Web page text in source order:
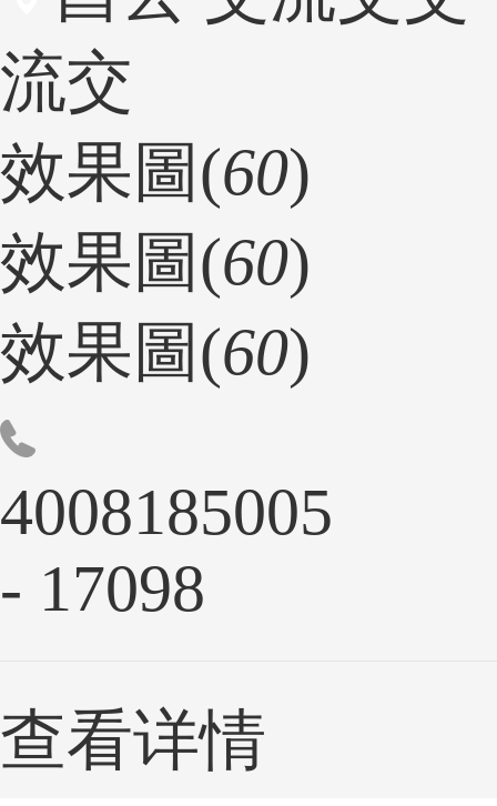
流交
效果圖(60)
效果圖(60)
效果圖(60)
4008185005
- 17098
查看详情